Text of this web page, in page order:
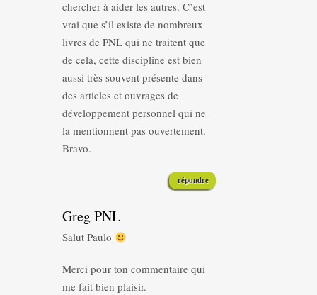
chercher à aider les autres. C’est
vrai que s’il existe de nombreux
livres de PNL qui ne traitent que
de cela, cette discipline est bien
aussi très souvent présente dans
des articles et ouvrages de
développement personnel qui ne
la mentionnent pas ouvertement.
Bravo.
répondre
Greg PNL
Salut Paulo
Merci pour ton commentaire qui
me fait bien plaisir.